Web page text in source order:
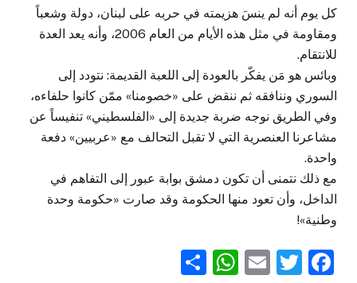
كل يوم أنه لم ينسَ هزيمته في حربه على لبنان، دولة وشعباً
ومقاومة في مثل هذه الأيام من العام 2006، وأنه يعد العدة
للانتقام.
وبائس هو مَن يفكّر بالعودة إلى اللعبة القديمة: نتودد إلى
السوري وننافقه ثم ننقض على «خصومنا» ممّن كانوا حلفاءه،
وفي الطريق نوجه ضربة جديدة إلى «الفلسطيني» تنفيساً عن
مشاعرنا العنصرية التي لا تقبل التحالف مع «عربيين» دفعة
واحدة.
مع ذلك نتمنى أن تكون دمشق بوابة عبور إلى التفاهم في
الداخل، وأن تعود منها الحكومة وقد صارت «حكومة وحدة
وطنية»!
Facebook
Twitter
Email
WhatsApp